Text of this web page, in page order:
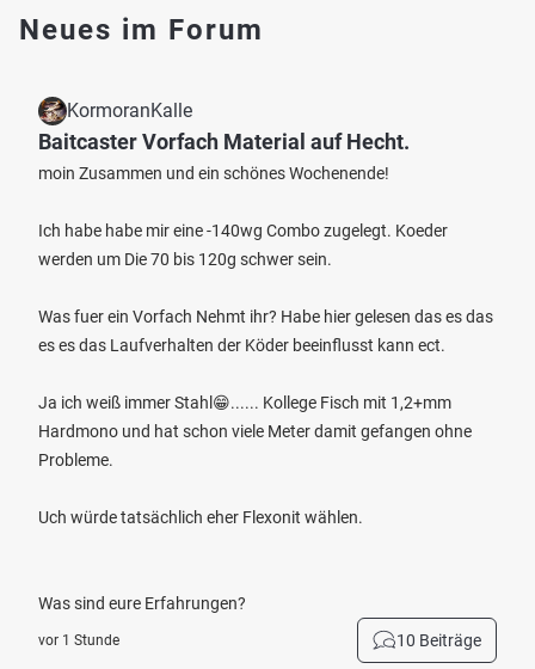
Neues im Forum
KormoranKalle
Baitcaster Vorfach Material auf Hecht.
moin Zusammen und ein schönes Wochenende!
Ich habe habe mir eine -140wg Combo zugelegt. Koeder
werden um Die 70 bis 120g schwer sein.
Was fuer ein Vorfach Nehmt ihr? Habe hier gelesen das es das
es es das Laufverhalten der Köder beeinflusst kann ect.
Ja ich weiß immer Stahl😁...... Kollege Fisch mit 1,2+mm
Hardmono und hat schon viele Meter damit gefangen ohne
Probleme.
Uch würde tatsächlich eher Flexonit wählen.
Was sind eure Erfahrungen?
vor 1 Stunde 10 Beiträge